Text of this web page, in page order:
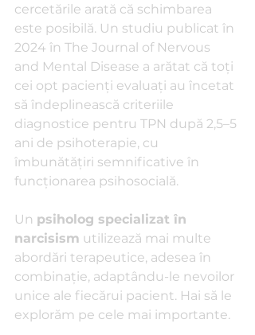
cercetările arată că schimbarea
este posibilă. Un studiu publicat în
2024 în The Journal of Nervous
and Mental Disease a arătat că toți
cei opt pacienți evaluați au încetat
să îndeplinească criteriile
diagnostice pentru TPN după 2,5–5
ani de psihoterapie, cu
îmbunătățiri semnificative în
funcționarea psihosocială.
Un psiholog specializat în
narcisism utilizează mai multe
abordări terapeutice, adesea în
combinație, adaptându-le nevoilor
unice ale fiecărui pacient. Hai să le
explorăm pe cele mai importante.